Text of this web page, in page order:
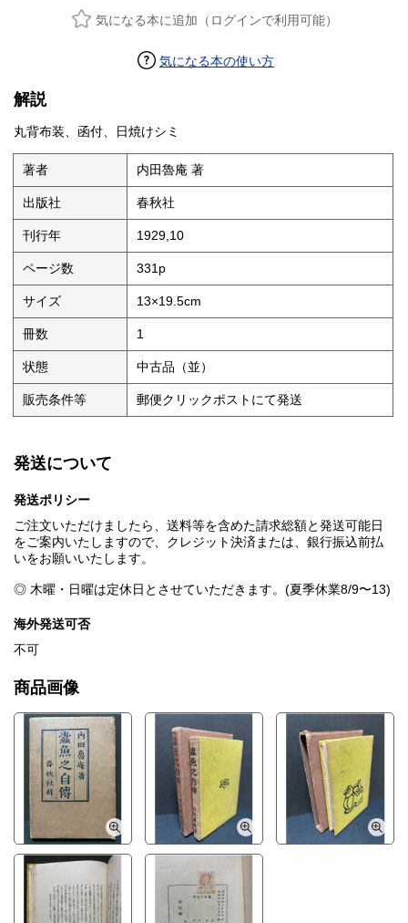
気になる本に追加（ログインで利用可能）
気になる本の使い方
解説
丸背布装、函付、日焼けシミ
著者 内田魯庵 著
出版社 春秋社
刊行年 1929,10
ページ数 331p
サイズ 13×19.5cm
冊数 1
状態 中古品（並）
販売条件等 郵便クリックポストにて発送
発送について
発送ポリシー
ご注文いただけましたら、送料等を含めた請求総額と発送可能日
をご案内いたしますので、クレジット決済または、銀行振込前払
いをお願いいたします。
◎ 木曜・日曜は定休日とさせていただきます。(夏季休業8/9〜13)
海外発送可否
不可
商品画像